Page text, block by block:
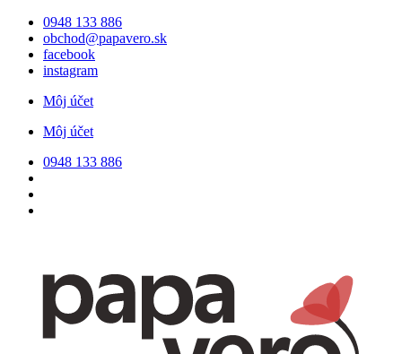
Preskočiť
obsah
0948 133 886
obchod@papavero.sk
facebook
instagram
Môj účet
Môj účet
0948 133 886